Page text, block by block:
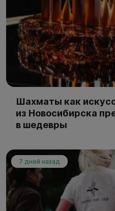
Шахматы как
из Новосибирска
в шедевры
7 дней назад